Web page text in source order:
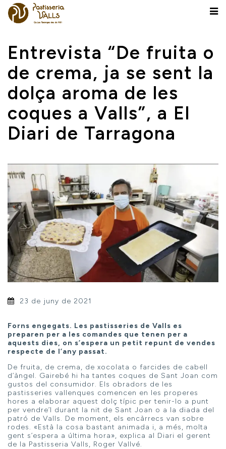
Entrevista “De fruita o
de crema, ja se sent la
dolça aroma de les
coques a Valls”, a El
Diari de Tarragona
23 de juny de 2021
Forns engegats. Les pastisseries de Valls es
preparen per a les comandes que tenen per a
aquests dies, on s’espera un petit repunt de vendes
respecte de l’any passat.
De fruita, de crema, de xocolata o farcides de cabell
d’àngel. Gairebé hi ha tantes coques de Sant Joan com
gustos del consumidor. Els obradors de les
pastisseries vallenques comencen en les properes
hores a elaborar aquest dolç típic per tenir-lo a punt
per vendre’l durant la nit de Sant Joan o a la diada del
patró de Valls. De moment, els encàrrecs van sobre
rodes. «Està la cosa bastant animada i, a més, molta
gent s’espera a última hora», explica al Diari el gerent
de la Pastisseria Valls, Roger Vallvé.